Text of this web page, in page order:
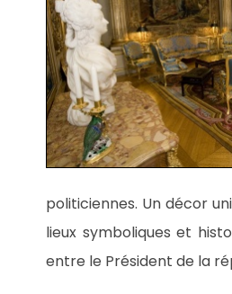
politiciennes. Un décor
lieux symboliques et
entre le Président de la